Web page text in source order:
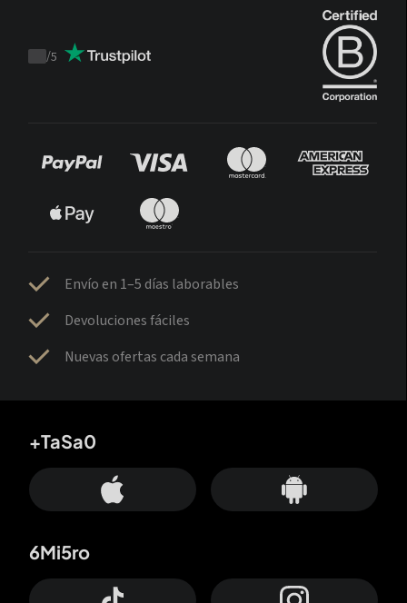
Trustpilot
/5
Envío en 1–5 días laborables
Devoluciones fáciles
Nuevas ofertas cada semana
+TaSa0
6Mi5ro